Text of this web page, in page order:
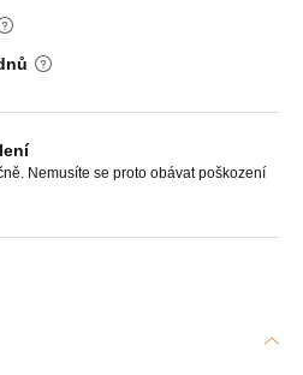
Nemusíte se proto obávat poškození